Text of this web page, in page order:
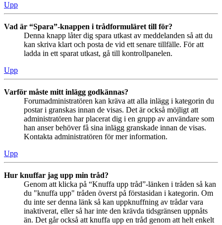
Upp
Vad är “Spara”-knappen i trådformuläret till för?
Denna knapp låter dig spara utkast av meddelanden så att du
kan skriva klart och posta de vid ett senare tillfälle. För att
ladda in ett sparat utkast, gå till kontrollpanelen.
Upp
Varför måste mitt inlägg godkännas?
Forumadministratören kan kräva att alla inlägg i kategorin du
postar i granskas innan de visas. Det är också möjligt att
administratören har placerat dig i en grupp av användare som
han anser behöver få sina inlägg granskade innan de visas.
Kontakta administratören för mer information.
Upp
Hur knuffar jag upp min tråd?
Genom att klicka på “Knuffa upp tråd”-länken i tråden så kan
du "knuffa upp" tråden överst på förstasidan i kategorin. Om
du inte ser denna länk så kan uppknuffning av trådar vara
inaktiverat, eller så har inte den krävda tidsgränsen uppnåts
än. Det går också att knuffa upp en tråd genom att helt enkelt